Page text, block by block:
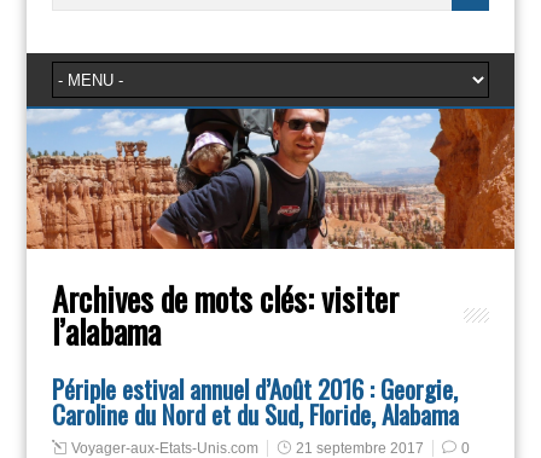
Archives de mots clés:visiter
l’alabama
Périple estival annuel d’Août 2016 : Georgie,
Caroline du Nord et du Sud, Floride, Alabama
Voyager-aux-Etats-Unis.com 21 septembre 2017
0